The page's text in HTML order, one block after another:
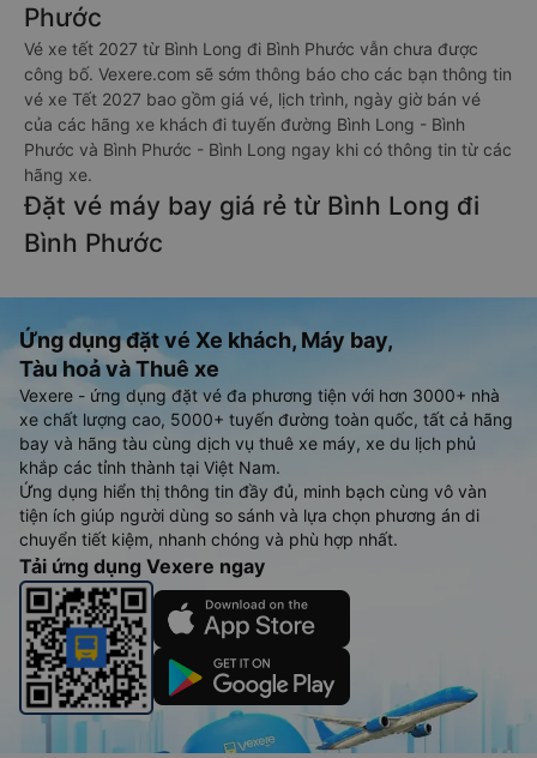
Phước
Vé xe tết 2027 từ Bình Long đi Bình Phước vẫn chưa được
công bố. Vexere.com sẽ sớm thông báo cho các bạn thông tin
vé xe Tết 2027 bao gồm giá vé, lịch trình, ngày giờ bán vé
của các hãng xe khách đi tuyến đường Bình Long - Bình
Phước và Bình Phước - Bình Long ngay khi có thông tin từ các
hãng xe.
Đặt vé máy bay giá rẻ từ Bình Long đi
Bình Phước
Ứng dụng đặt vé Xe khách, Máy bay,
Tàu hoả và Thuê xe
Vexere - ứng dụng đặt vé đa phương tiện với hơn 3000+ nhà
xe chất lượng cao, 5000+ tuyến đường toàn quốc, tất cả hãng
bay và hãng tàu cùng dịch vụ thuê xe máy, xe du lịch phủ
khắp các tỉnh thành tại Việt Nam.
Ứng dụng hiển thị thông tin đầy đủ, minh bạch cùng vô vàn
tiện ích giúp người dùng so sánh và lựa chọn phương án di
chuyển tiết kiệm, nhanh chóng và phù hợp nhất.
Tải ứng dụng Vexere ngay